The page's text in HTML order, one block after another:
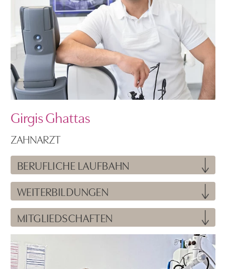
Girgis Ghattas
ZAHNARZT
BERUFLICHE LAUFBAHN
WEITERBILDUNGEN
MITGLIEDSCHAFTEN